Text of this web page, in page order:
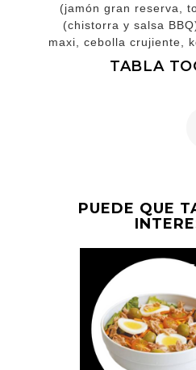
(jamón gran reserva,
(chistorra y salsa
maxi, cebolla crujiente,
TABLA
PUEDE QUE